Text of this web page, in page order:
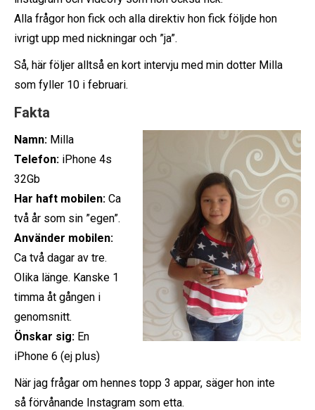
Alla frågor hon fick och alla direktiv hon fick följde hon
ivrigt upp med nickningar och ”ja”.
Så, här följer alltså en kort intervju med min dotter Milla
som fyller 10 i februari.
Fakta
Namn: Milla
Telefon: iPhone 4s
32Gb
Har haft mobilen: Ca
två år som sin ”egen”.
Använder mobilen:
Ca två dagar av tre.
Olika länge. Kanske 1
timma åt gången i
genomsnitt.
Önskar sig: En
iPhone 6 (ej plus)
När jag frågar om hennes topp 3 appar, säger hon inte
så förvånande Instagram som etta.